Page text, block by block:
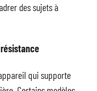
des sujets à
qui supporte